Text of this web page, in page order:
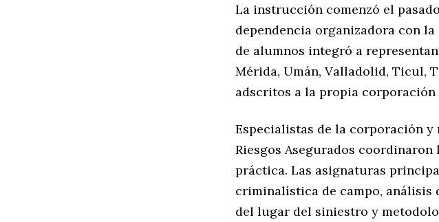
La instrucción comenzó el
dependencia organizadora con
de alumnos integró a
Mérida, Umán, Valladolid, Ticul,
adscritos a la propia corporación
Especialistas de la corporación
Riesgos Asegurados
práctica. Las asignaturas
criminalística de campo, análisis
del lugar del siniestro y